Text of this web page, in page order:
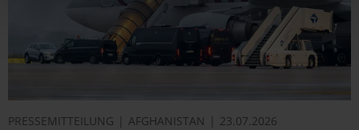
PRESSEMITTEILUNG AFGHANISTAN 23.07.2026